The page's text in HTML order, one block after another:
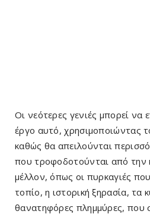
Οι νεότερες γενιές μπορεί
έργο αυτό, χρησιμοποιώντας
καθώς θα απειλούνται
που τροφοδοτούνται από την
μέλλον, όπως οι πυρκαγιές
τοπίο, η ιστορική ξηρασία, τα
θανατηφόρες πλημμύρες, που